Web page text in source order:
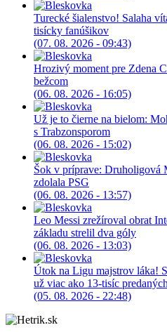
Turecké šialenstvo! Salaha
tisícky fanúšikov
(07. 08. 2026 - 09:43)
Hrozivý moment pre Zdena
bežcom
(06. 08. 2026 - 16:05)
Už je to čierne na bielom:
s Trabzonsporom
(06. 08. 2026 - 15:02)
Šok v príprave: Druholigová
zdolala PSG
(06. 08. 2026 - 13:57)
Leo Messi zrežíroval obrat
základu strelil dva góly
(06. 08. 2026 - 13:03)
Útok na Ligu majstrov láka!
už viac ako 13-tisíc
(05. 08. 2026 - 22:48)